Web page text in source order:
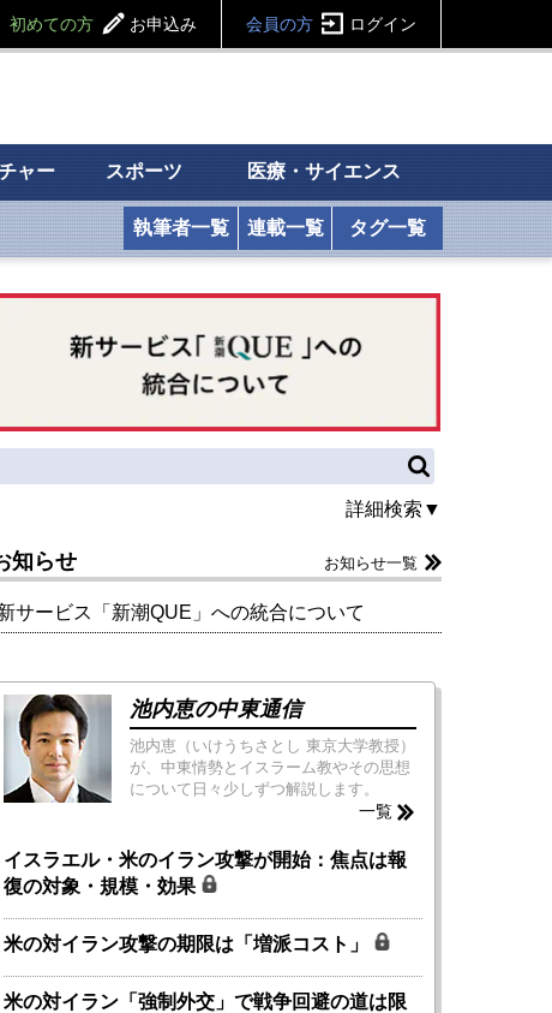
初めての方 お申込み 会員の方 ログイン
ャー スポーツ 医療・サイエンス
執筆者一覧 連載一覧 タグ一覧
詳細検索▼
知らせ お知らせ一覧
サービス「新潮QUE」への統合について
池内恵の中東通信
池内恵（いけうちさとし 東京大学教授）
が、中東情勢とイスラーム教やその思想
について日々少しずつ解説します。
一覧
イスラエル・米のイラン攻撃が開始：焦点は報
復の対象・規模・効果
米の対イラン攻撃の期限は「増派コスト」
米の対イラン「強制外交」で戦争回避の道は限